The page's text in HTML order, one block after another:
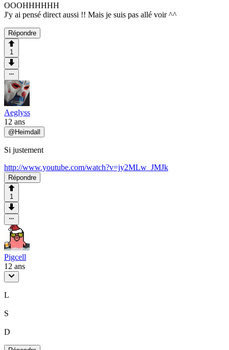
OOOHHHHHH
J'y ai pensé direct aussi !! Mais je suis pas allé voir ^^
Répondre
1
Aeglyss
12 ans
@ Heimdall
Si justement
http://www.youtube.com/watch?v=jy2MLw_JMJk
Répondre
1
Pigcell
12 ans
L
S
D